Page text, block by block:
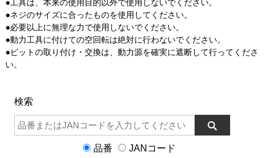
●工具は、本来の使用目的以外で使用しないでください。
●ネジのサイズに合ったものを使用してください。
●必要以上に無理な力で使用しないでください。
●動力工具に付けての空回転は絶対に行わないでください。
●ビットの取り付け・交換は、動力源を確実に遮断して行ってくださ
い。
検索
品番 JANコード